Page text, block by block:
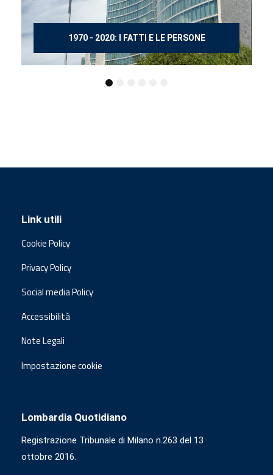
150 ANNI DOPO MANZONI
Link utili
Cookie Policy
Privacy Policy
Social media Policy
Accessibilità
Note Legali
Impostazione cookie
Lombardia Quotidiano
Registrazione Tribunale di Milano n.263 del 13
ottobre 2016.